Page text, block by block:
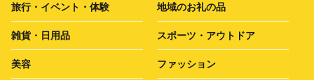
旅行・イベント・体験 地域のお礼の品
雑貨・日用品 スポーツ・アウトドア
美容 ファッション